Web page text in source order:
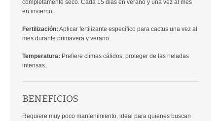
completamente seco. Cada 15 días en verano y una vez al mes
en invierno.
Fertilización: Aplicar fertilizante específico para cactus una vez al
mes durante primavera y verano.
Temperatura: Prefiere climas cálidos; proteger de las heladas
intensas.
BENEFICIOS
Requiere muy poco mantenimiento, ideal para quienes buscan